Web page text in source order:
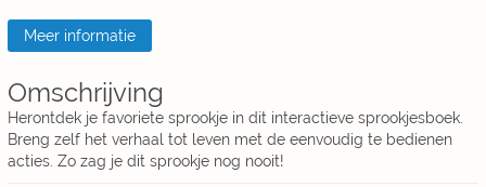
Meer informatie
Omschrijving
Herontdek je favoriete sprookje in dit interactieve sprookjesboek.
Breng zelf het verhaal tot leven met de eenvoudig te bedienen
acties. Zo zag je dit sprookje nog nooit!